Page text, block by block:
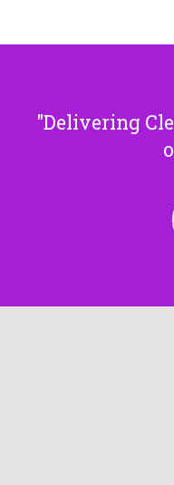
Delivering